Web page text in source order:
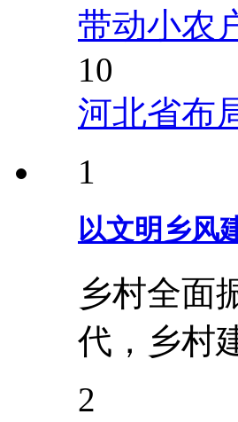
带动小农
10
河北省布
1
以文明乡风
乡村全面
代，乡村
2